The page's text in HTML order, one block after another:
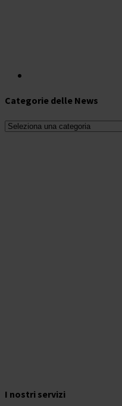
Categorie delle News
Categorie
I nostri servizi